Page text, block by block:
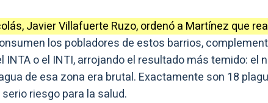
Javier Villafuerte Ruzo, ordenó a Martínez que
los pobladores de estos barrios,
INTA o el INTI, arrojando el resultado más temido: el
de esa zona era brutal. Exactamente son 18
riesgo para la salud.